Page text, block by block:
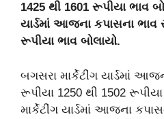
1425 થી 1601 રૂપીયા ભાવ
યાર્ડમાં આજના કપાસના ભાવ
રૂપીયા ભાવ બોલાયો.
બગસરા માર્કેટીંગ યાર્ડમાં
રૂપીયા 1250 થી 1502
માર્કેટીંગ યાર્ડમાં આજના